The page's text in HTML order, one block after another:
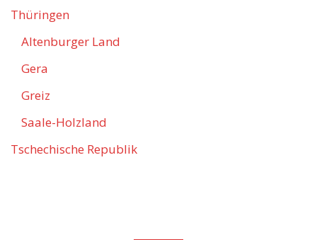
Thüringen
Altenburger Land
Gera
Greiz
Saale-Holzland
Tschechische Republik